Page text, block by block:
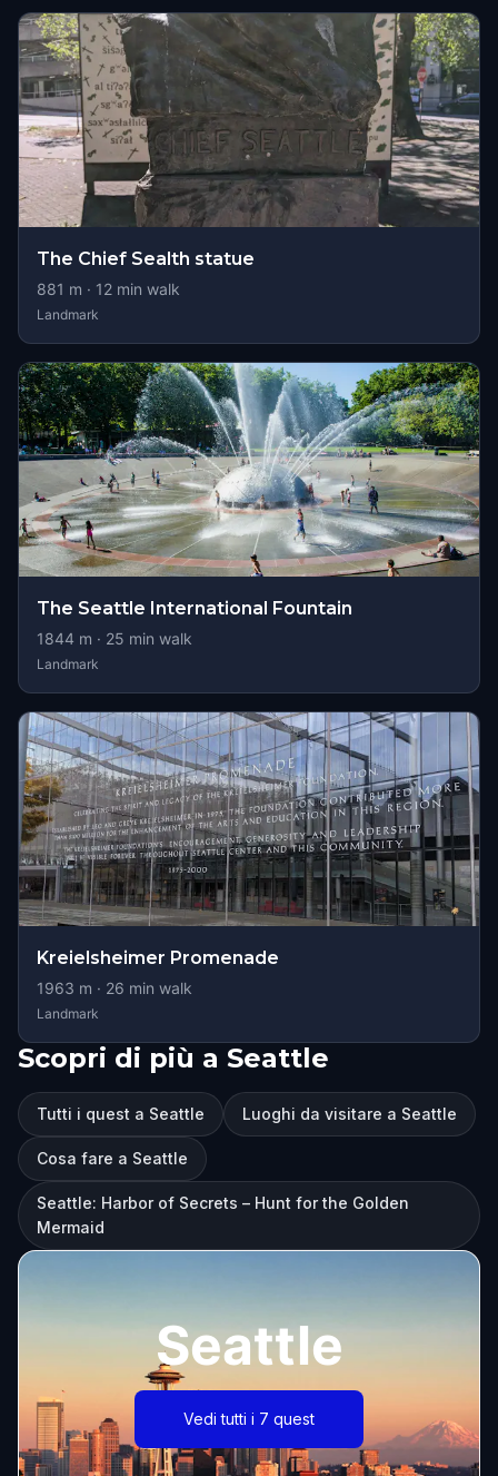
The Chief Sealth statue
881 m · 12 min walk
Landmark
The Seattle International Fountain
1844 m · 25 min walk
Landmark
Kreielsheimer Promenade
1963 m · 26 min walk
Landmark
Scopri di più a Seattle
Tutti i quest a Seattle Luoghi da visitare a Seattle
Cosa fare a Seattle
Seattle: Harbor of Secrets – Hunt for the Golden
Mermaid
Seattle
Vedi tutti i 7 quest